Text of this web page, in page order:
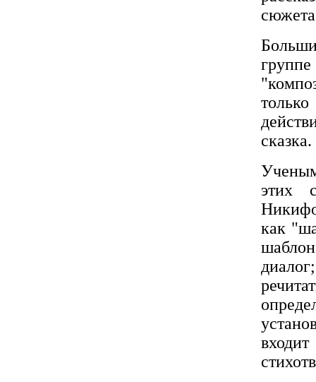
этих
как